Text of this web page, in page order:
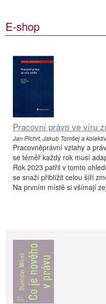
E-shop
Pracovní právo ve víru
Jan Pichrt, Jakub Tomšej a
Pracovněprávní vztahy a
se téměř každý rok musí
Rok 2023 patřil v tomto
se snaží přiblížit celou šíři
Na prvním místě si všímají